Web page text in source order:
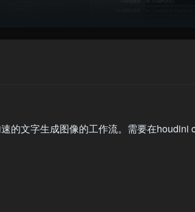
的文字生成图像的工作流。需要在houdini